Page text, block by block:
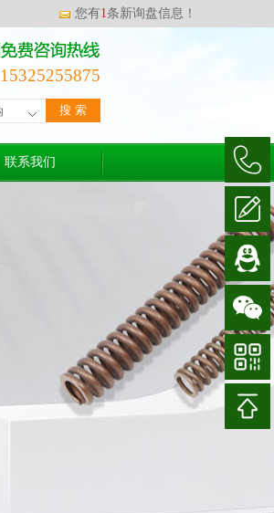
您有1条新询盘信息！
15325255875
联系我们